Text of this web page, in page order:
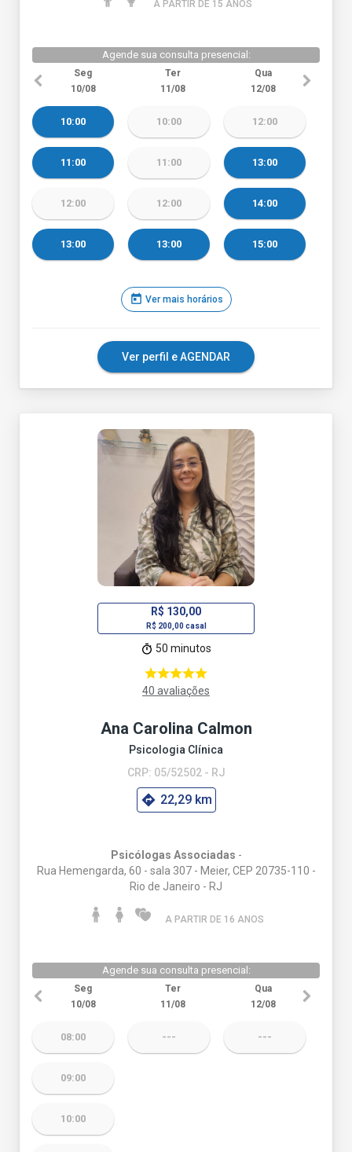
A PARTIR DE 15 ANOS
Agende sua consulta presencial:
Seg
10/08
Ter
11/08
Qua
12/08
10:00
11:00
12:00
13:00
10:00
11:00
12:00
13:00
12:00
13:00
14:00
15:00
today Ver mais horários
Ver perfil e AGENDAR
R$ 130,00
R$ 200,00 casal
50 minutos
40 avaliações
Ana Carolina Calmon
Psicologia Clínica
CRP: 05/52502 - RJ
22,29 km
Psicólogas Associadas -
Rua Hemengarda, 60 - sala 307 - Meier, CEP 20735-110 -
Rio de Janeiro - RJ
A PARTIR DE 16 ANOS
Agende sua consulta presencial:
Seg
10/08
Ter
11/08
Qua
12/08
08:00
09:00
10:00
--- ---